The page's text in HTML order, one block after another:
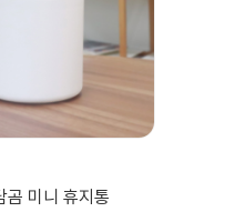
곰 미니 휴지통